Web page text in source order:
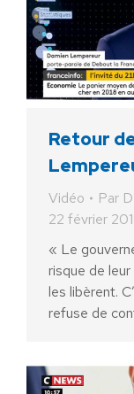
Retour
Vidéo Par
22 février
« Le
risque de
les libèrent.
refuse de